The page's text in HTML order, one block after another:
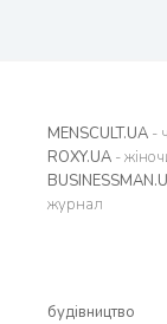
MENSCULT.UA -
ROXY.UA -
журнал
будівництво